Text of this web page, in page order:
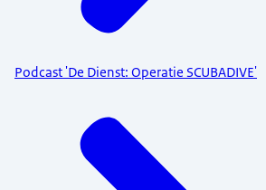
Podcast 'De Dienst: Operatie SCUBADIVE'